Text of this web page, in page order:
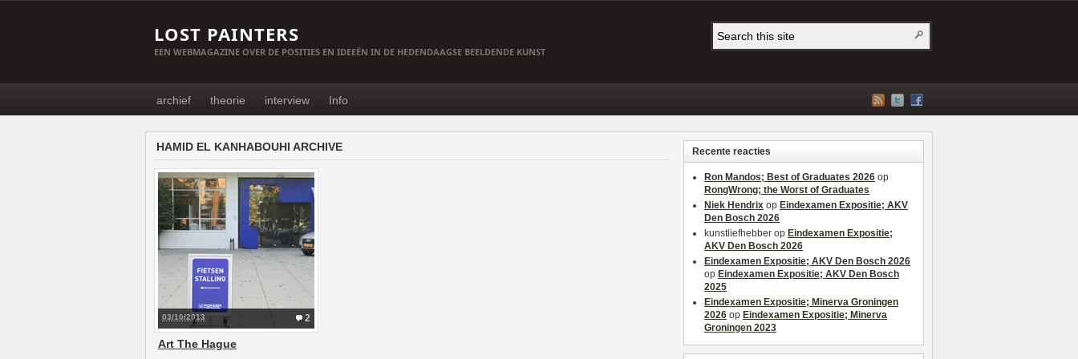
LOST PAINTERS
EEN WEBMAGAZINE OVER DE POSITIES EN IDEEËN IN DE HEDENDAAGSE BEELDENDE KUNST
archief theorie interview Info
HAMID EL KANHABOUHI ARCHIVE
2
03/10/2013
Art The Hague
Recente reacties
Ron Mandos; Best of Graduates 2026 op
RongWrong; the Worst of Graduates
Niek Hendrix op Eindexamen Expositie; AKV
Den Bosch 2026
kunstliefhebber op Eindexamen Expositie;
AKV Den Bosch 2026
Eindexamen Expositie; AKV Den Bosch 2026
op Eindexamen Expositie; AKV Den Bosch
2025
Eindexamen Expositie; Minerva Groningen
2026 op Eindexamen Expositie; Minerva
Groningen 2023